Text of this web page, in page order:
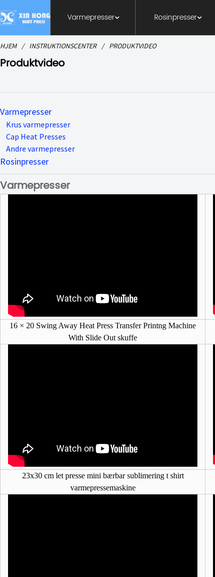
Varmepresser Rosinpresser
HJEM INSTRUKTIONSCENTER PRODUKTVIDEO
Produktvideo
Varmepresser
Krus varmepresser
Cap Heat Presses
Andre varmepresser
Rosinpresser
Varmepresser
16 × 20 Swing Away Heat Press Transfer Printng Machine
With Slide Out skuffe
23x30 cm let presse mini bærbar sublimering t shirt
varmepressemaskine